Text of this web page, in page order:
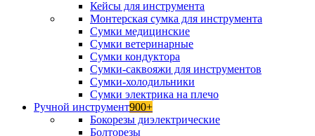
Кейсы для инструмента
Монтерская сумка для инструмента
Сумки медицинские
Сумки ветеринарные
Сумки кондуктора
Сумки-саквояжи для инструментов
Сумки-холодильники
Сумки электрика на плечо
Ручной инструмент900+
Бокорезы диэлектрические
Болторезы